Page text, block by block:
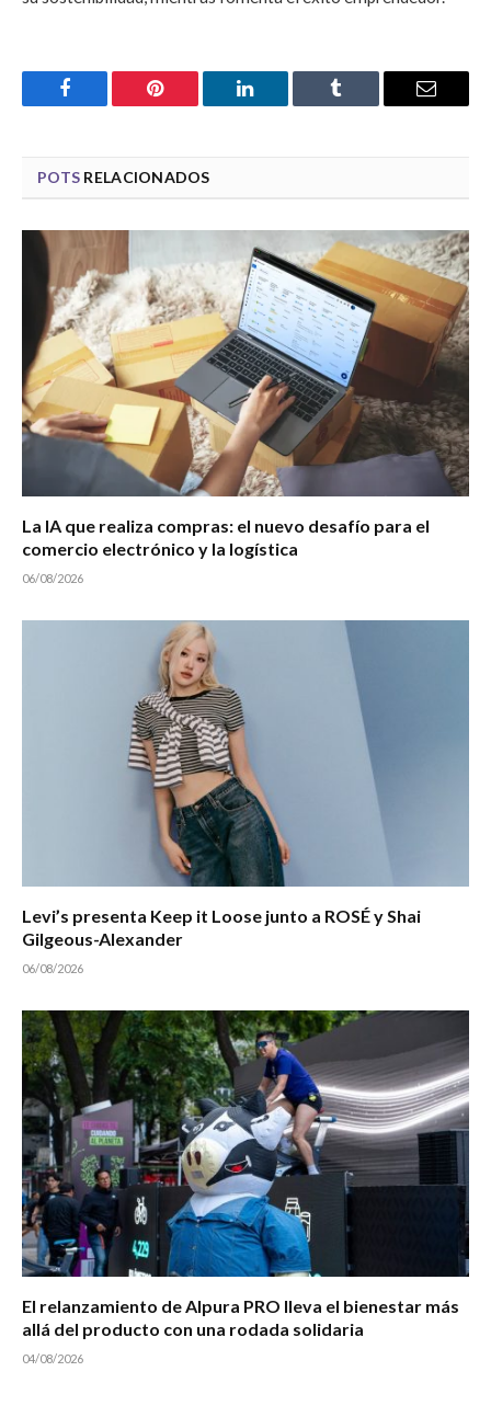
Facebook Pinterest LinkedIn Tumblr Email
POTS RELACIONADOS
La IA que realiza compras: el nuevo desafío para el
comercio electrónico y la logística
06/08/2026
Levi’s presenta Keep it Loose junto a ROSÉ y Shai
Gilgeous-Alexander
06/08/2026
El relanzamiento de Alpura PRO lleva el bienestar más
allá del producto con una rodada solidaria
04/08/2026